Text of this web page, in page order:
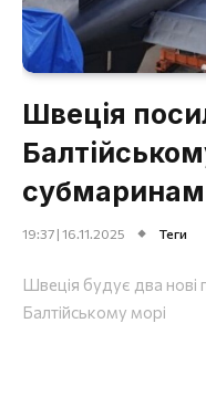
Швеція
19:37 | 16.11.2025 Теги
Швеція будує два нові
Балтійському морі